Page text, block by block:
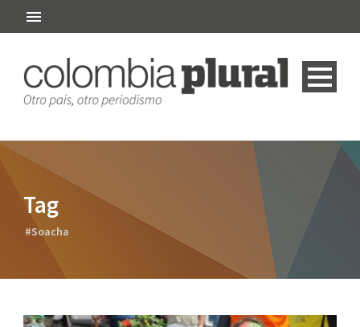
Tag
#Soacha